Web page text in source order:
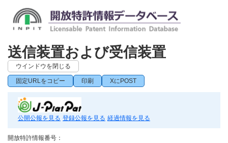
送信装置および受信装置
ウインドウを閉じる
固定URLをコピー 印刷 XにPOST
公開公報を見る 登録公報を見る 経過情報を見る
開放特許情報番号：